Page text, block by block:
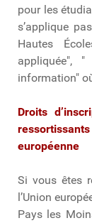
pour les
s’applique
Hautes
appliquée",
information"
Droits
européenne
Si vous êtes
l’Union
Pays les